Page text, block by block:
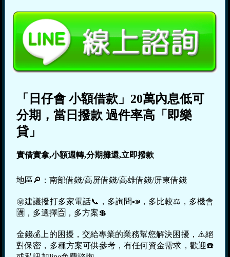
「日仔會 小額借款」20萬內息低可
分期，當日撥款 過件率高「即樂
貸」
實借實拿,小額週轉,分期攤還,立即撥款
地區🔎：南部借錢/高屏借錢/高雄借錢/屏東借錢
㊙建議撥打多家電話📞，多詢問📣，多比較⚖，多機會
🈵，多選擇🈴，多方案💲
金錢💰上的困擾，交給專業的業務幫您解決困擾，⚠️絕
對保密，多種方案可供參考，有任何資金需求，歡迎☎️